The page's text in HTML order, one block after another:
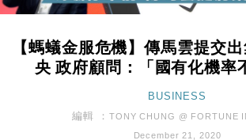
12:44
財經｜日本春季三度入市撐日圓
11:12
國際｜特朗普料美伊戰事快結束
張
財經｜SA售股自救後再出手 斥4
財經｜華僑銀行上半年淨利創新
【螞蟻金服危機】傳馬雲提交
央 政府顧問：「國有化機率
BUSINESS
編輯 ： TONY CHUNG @ FORTUNE
December 21, 2020